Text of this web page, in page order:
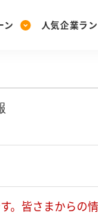
ン 人気企業ラ
グを見る
業特集
ろう！業界・企
。皆さまからの